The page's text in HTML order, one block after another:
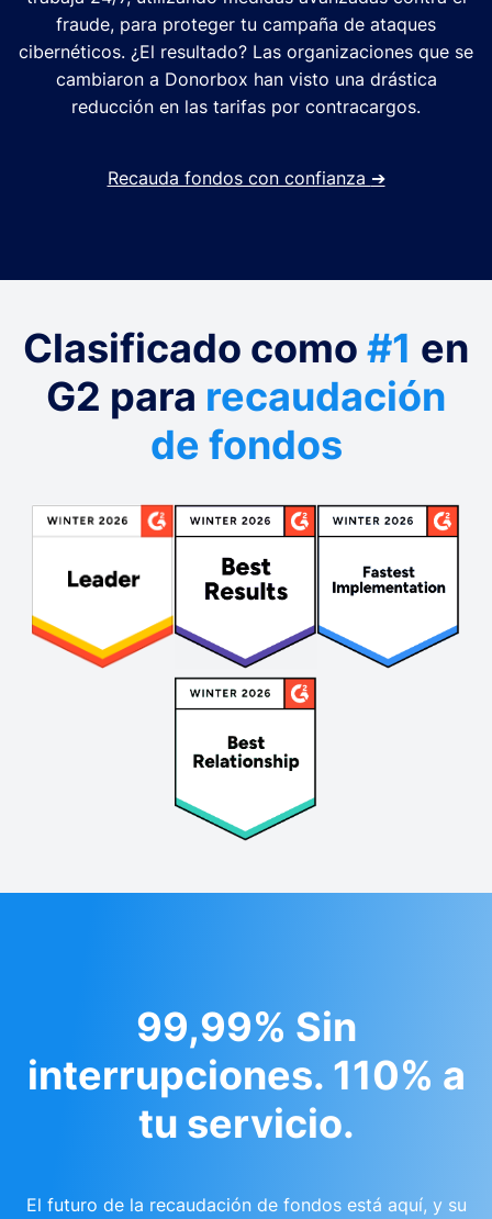
fraude, para proteger tu campaña de ataques
cibernéticos. ¿El resultado? Las organizaciones que se
cambiaron a Donorbox han visto una drástica
reducción en las tarifas por contracargos.
Recauda fondos con confianza ➔
Clasificado como #1 en
G2 para recaudación
de fondos
99,99% Sin
interrupciones. 110% a
tu servicio.
El futuro de la recaudación de fondos está aquí, y su